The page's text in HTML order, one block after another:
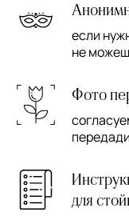
если
не
Фото
для